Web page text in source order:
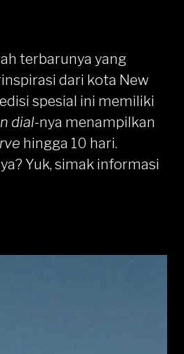
terbarunya yang
dari kota New
spesial ini memiliki
dial-nya menampilkan
hingga 10 hari.
Yuk, simak informasi